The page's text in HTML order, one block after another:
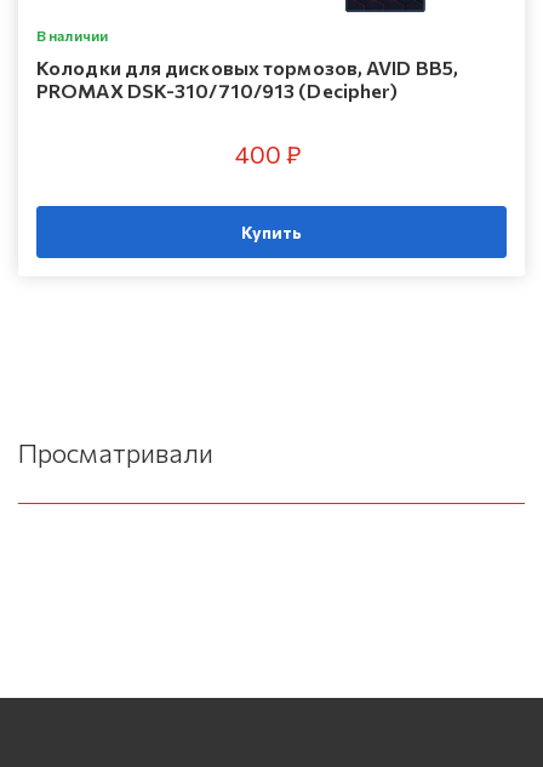
В наличии
Колодки для дисковых тормозов, AVID BB5,
PROMAX DSK-310/710/913 (Decipher)
400 ₽
Купить
Просматривали